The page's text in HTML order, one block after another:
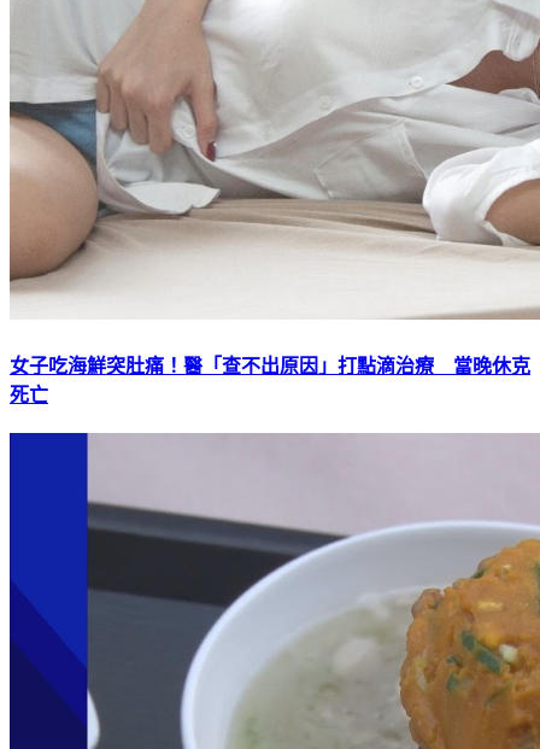
女子吃海鮮突肚痛！醫「查不出原因」打點滴治療 當晚休克